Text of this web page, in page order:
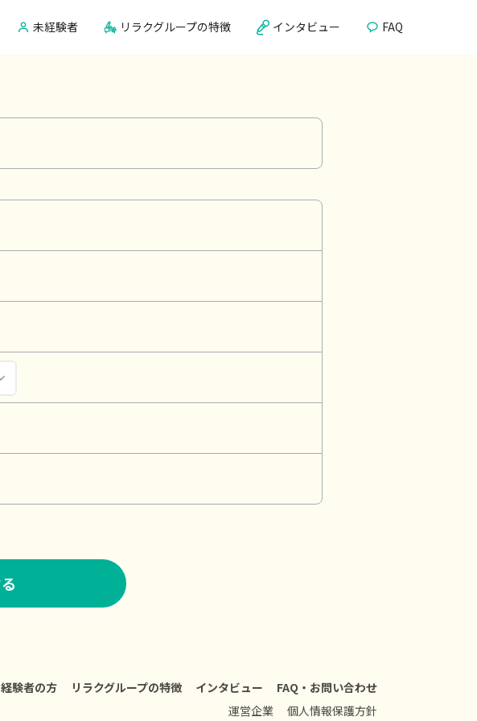
未経験者 リラクグループの特徴 インタビュー FAQ
経験者の方 リラクグループの特徴 インタビュー
FAQ・お問い合わせ
運営企業
個人情報保護方針